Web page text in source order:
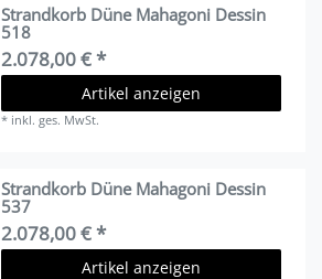
Strandkorb Düne Mahagoni Dessin
518
2.078,00 € *
Artikel anzeigen
* inkl. ges. MwSt.
Strandkorb Düne Mahagoni Dessin
537
2.078,00 € *
Artikel anzeigen